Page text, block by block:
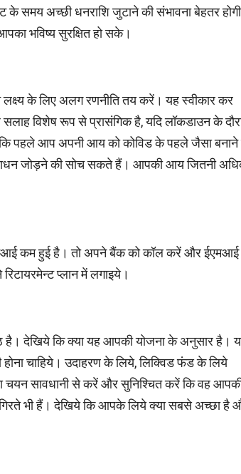
अच्छी धनराशि जुटाने की संभावना बेहतर
भविष्‍य सुरक्षित हो सके।
के लिए अलग रणनीति तय करें। यह स्‍वीकार कर
विशेष रूप से प्रासंगिक है, यदि लॉकडाउन के
पहले आप अपनी आय को कोविड के पहले जैसा
जोड़ने की सोच सकते हैं। आपकी आय जितनी
कम हुई है। तो अपने बैंक को कॉल करें और ईएमआई
प्लान में लगाइये।
है। देखिये कि क्या यह आपकी योजना के अनुसार है।
चाहिये। उदाहरण के लिये, लिक्विड फंड के लिये
चयन सावधानी से करें और सुनिश्चित करें कि वह
भी हैं। देखिये कि आपके लिये क्या सबसे अच्‍छा है